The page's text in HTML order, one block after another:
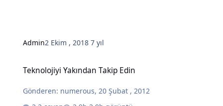
Admin2 Ekim , 20187 yıl
Teknolojiyi Yakından Takip Edin
Gönderen: numerous,20 Şubat , 2012